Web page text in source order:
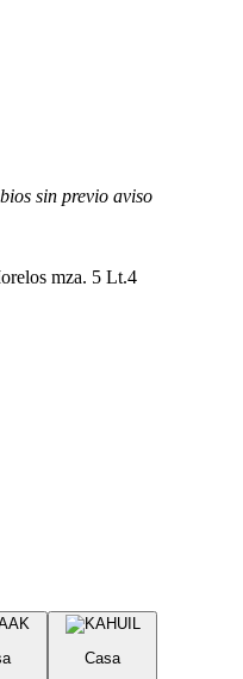
sin previo aviso
mza. 5 Lt.4
Casa